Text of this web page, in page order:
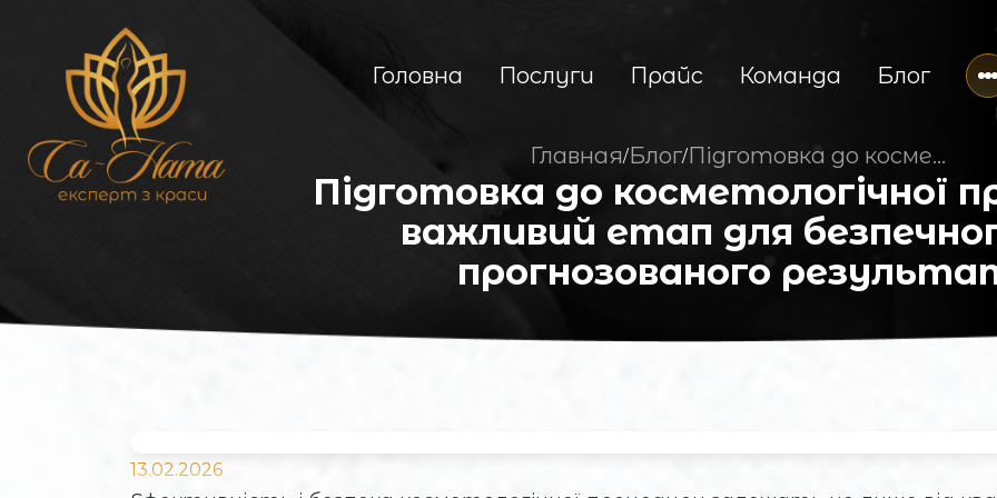
Головна Послуги Прайс Команда Блог
Главная/Блог/ Підготовка до косметологічної процедури: важливий етап для безпечного та прогнозованого результату
Підготовка до косметологічної
важливий етап для
прогнозованого
13.02.2026